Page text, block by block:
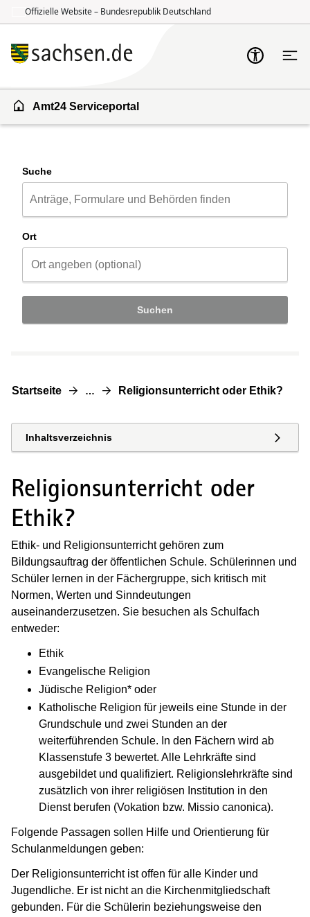
Offizielle Website – Bundesrepublik Deutschland
Amt24 Serviceportal
Suche
Ort
Suchen
Startseite … Religionsunterricht oder Ethik?
Inhaltsverzeichnis
Religionsunterricht oder
Ethik?
Ethik- und Religionsunterricht gehören zum
Bildungsauftrag der öffentlichen Schule. Schülerinnen und
Schüler lernen in der Fächergruppe, sich kritisch mit
Normen, Werten und Sinndeutungen
auseinanderzusetzen. Sie besuchen als Schulfach
entweder:
Ethik
Evangelische Religion
Jüdische Religion* oder
Katholische Religion für jeweils eine Stunde in der
Grundschule und zwei Stunden an der
weiterführenden Schule. In den Fächern wird ab
Klassenstufe 3 bewertet. Alle Lehrkräfte sind
ausgebildet und qualifiziert. Religionslehrkräfte sind
zusätzlich von ihrer religiösen Institution in den
Dienst berufen (Vokation bzw. Missio canonica).
Folgende Passagen sollen Hilfe und Orientierung für
Schulanmeldungen geben:
Der Religionsunterricht ist offen für alle Kinder und
Jugendliche. Er ist nicht an die Kirchenmitgliedschaft
gebunden. Für die Schülerin beziehungsweise den